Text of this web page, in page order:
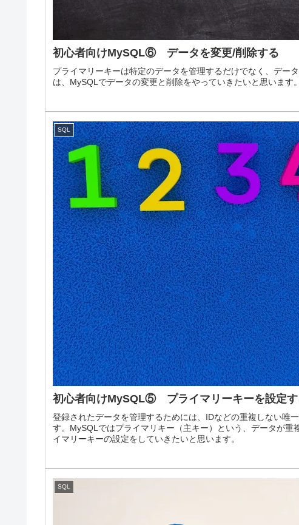
初心者向けMySQL⑥ データを変更/削除する
プライマリーキーは特定のデータを管理するだけでなく、デー
は、MySQLでデータの変更と削除をやっていきたいと思います。
SQL
初心者向けMySQL⑤ プライマリーキーを設定す
登録されたデータを管理するためには、IDなどの重複しない唯
す。MySQLではプライマリキー（主キー）という、データが
イマリーキーの設定をしていきたいと思います。
SQL